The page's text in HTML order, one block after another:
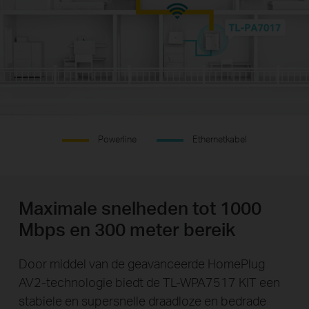
Powerline Ethernetkabel
Maximale snelheden tot 1000
Mbps en 300 meter bereik
Door middel van de geavanceerde HomePlug
AV2-technologie biedt de TL-WPA7517 KIT een
stabiele en supersnelle draadloze en bedrade